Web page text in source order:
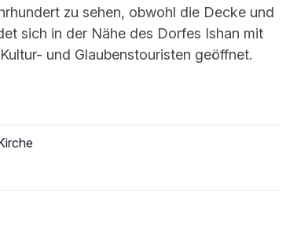
zu sehen, obwohl die Decke und
sich in der Nähe des Dorfes Ishan mit
und Glaubenstouristen geöffnet.